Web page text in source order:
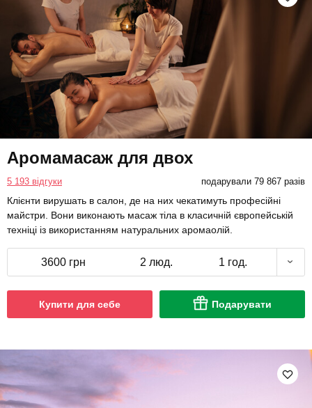
Аромамасаж для двох
5 193 відгуки подарували 79 867 разів
Клієнти вирушать в салон, де на них чекатимуть професійні
майстри. Вони виконають масаж тіла в класичній європейській
техніці із використанням натуральних аромаолій.
3600 грн 2 люд. 1 год.
Купити для себе Подарувати